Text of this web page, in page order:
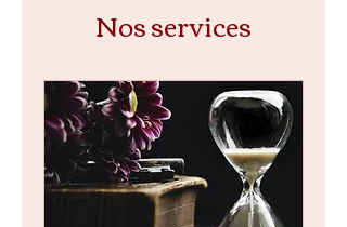
Nos services